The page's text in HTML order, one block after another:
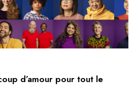
d’amour pour tout le